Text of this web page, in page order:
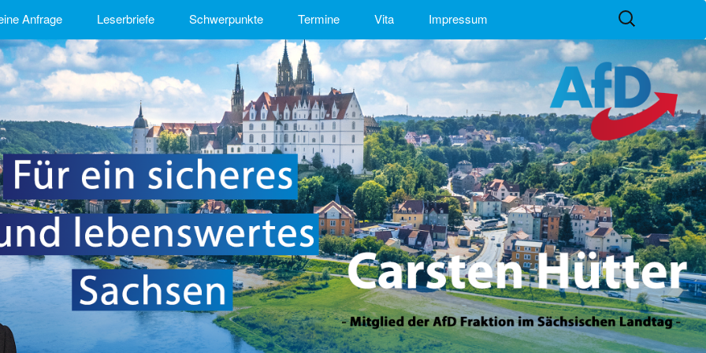
Anfrage Leserbriefe Schwerpunkte Termine Vita Impressum
Suchen
nach: